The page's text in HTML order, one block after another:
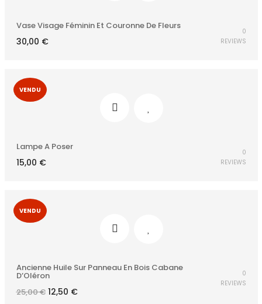
Vase Visage Féminin Et Couronne De Fleurs
30,00 €
0
REVIEWS
VENDU
Lampe A Poser
15,00 €
0
REVIEWS
VENDU
Ancienne Huile Sur Panneau En Bois Cabane
D’Oléron
25,00€ Le
prix
12,50 €Le
prix
0
REVIEWS